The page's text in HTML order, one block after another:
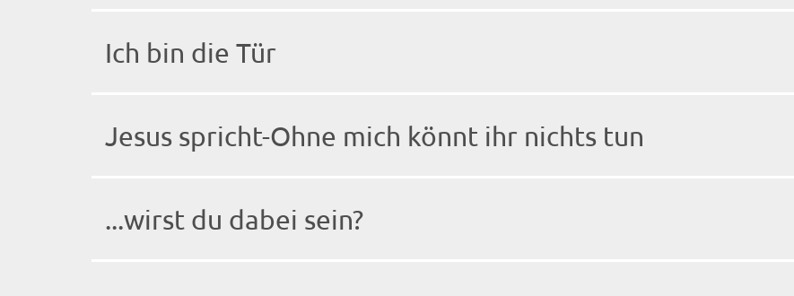
Ich bin die Tür
Jesus spricht-Ohne mich könnt ihr nichts tun
...wirst du dabei sein?